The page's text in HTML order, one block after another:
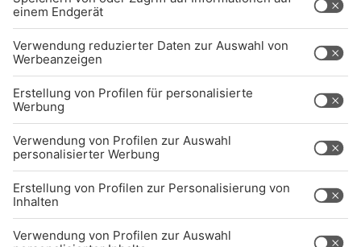
UNTERNEHMEN
Kontakt
Jobs
Sendeempfang
Über uns
BARRIEREFREIHEIT: WIR ARBEITEN DERZEIT
AKTIV DARAN, UNSERE WEBSITE